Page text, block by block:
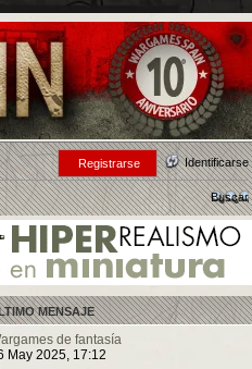
Identificarse
Registrarse
Buscar
MENSAJE
de fantasía
May 2025, 17:12